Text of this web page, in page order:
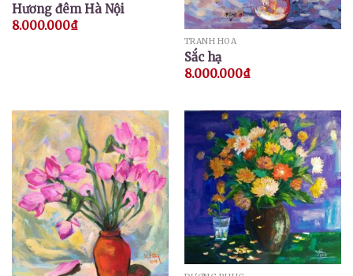
Hương đêm Hà Nội
8.000.000₫
TRANH HOA
Sắc hạ
8.000.000₫